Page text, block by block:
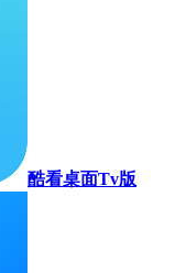
酷看桌面Tv版